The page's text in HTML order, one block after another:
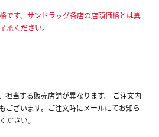
です。サンドラッグ各店の店頭価格とは異
承ください。
担当する販売店舗が異なります。 ご注文内
ございます。ご注文時にメールにてお知ら
ださい。